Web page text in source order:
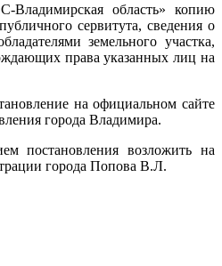
область» копию
сервитута, сведения о
земельного участка,
права указанных лиц на
на официальном сайте
города Владимира.
постановления возложить на
города Попова В.Л.